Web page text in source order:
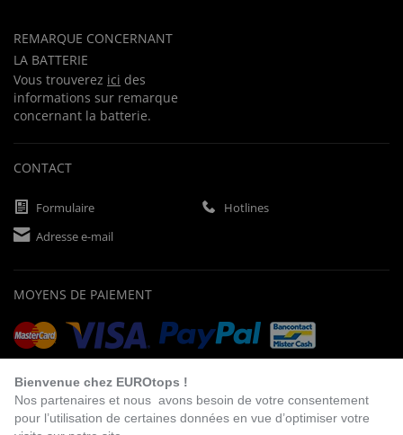
REMARQUE CONCERNANT
LA BATTERIE
Vous trouverez ici des
informations sur remarque
concernant la batterie.
CONTACT
Formulaire
Hotlines
Adresse e-mail
MOYENS DE PAIEMENT
Paiement d'avance Facture Prélèvement bancaire
Bienvenue chez EUROtops !
Nos partenaires et nous avons besoin de votre consentement
pour l’utilisation de certaines données en vue d’optimiser votre